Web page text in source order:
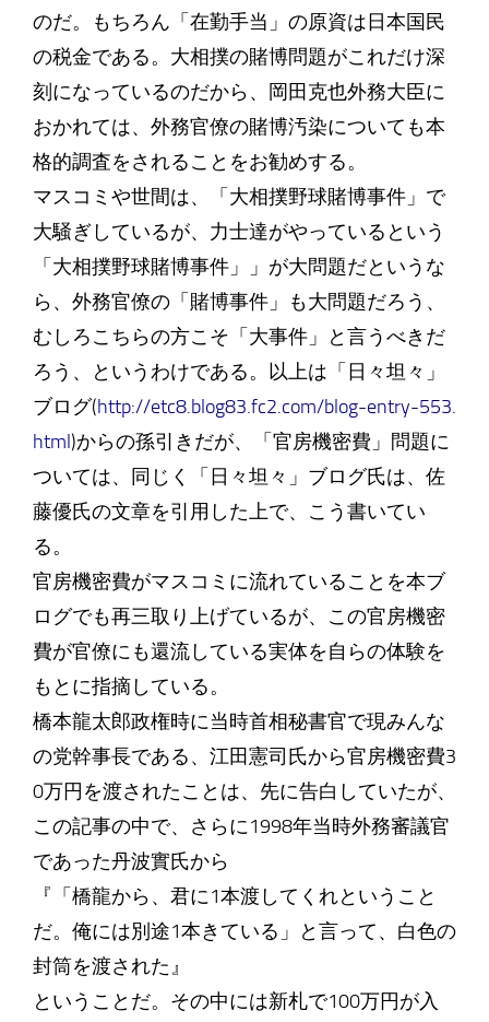
のだ。もちろん「在勤手当」の原資は日本国民
の税金である。大相撲の賭博問題がこれだけ深
刻になっているのだから、岡田克也外務大臣に
おかれては、外務官僚の賭博汚染についても本
格的調査をされることをお勧めする。
マスコミや世間は、「大相撲野球賭博事件」で
大騒ぎしているが、力士達がやっているという
「大相撲野球賭博事件」」が大問題だというな
ら、外務官僚の「賭博事件」も大問題だろう、
むしろこちらの方こそ「大事件」と言うべきだ
ろう、というわけである。以上は「日々坦々」
ブログ(http://etc8.blog83.fc2.com/blog-entry-553.
html)からの孫引きだが、「官房機密費」問題に
ついては、同じく「日々坦々」ブログ氏は、佐
藤優氏の文章を引用した上で、こう書いてい
る。
官房機密費がマスコミに流れていることを本ブ
ログでも再三取り上げているが、この官房機密
費が官僚にも還流している実体を自らの体験を
もとに指摘している。
橋本龍太郎政権時に当時首相秘書官で現みんな
の党幹事長である、江田憲司氏から官房機密費3
0万円を渡されたことは、先に告白していたが、
この記事の中で、さらに1998年当時外務審議官
であった丹波實氏から
『「橋龍から、君に1本渡してくれということ
だ。俺には別途1本きている」と言って、白色の
封筒を渡された』
ということだ。その中には新札で100万円が入